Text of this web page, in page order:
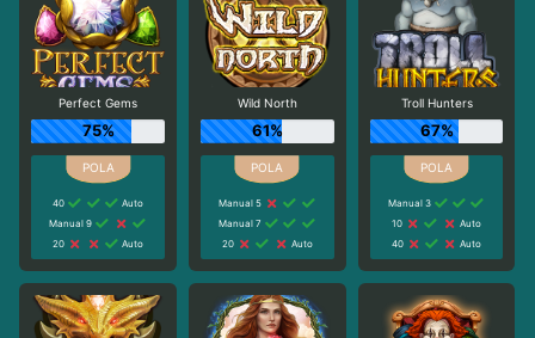
Perfect Gems
75%
40
Auto
Manual 9
20
Auto
Wild North
61%
Manual 5
Manual 7
20
Auto
Troll Hunters
67%
Manual 3
10
Auto
40
Auto